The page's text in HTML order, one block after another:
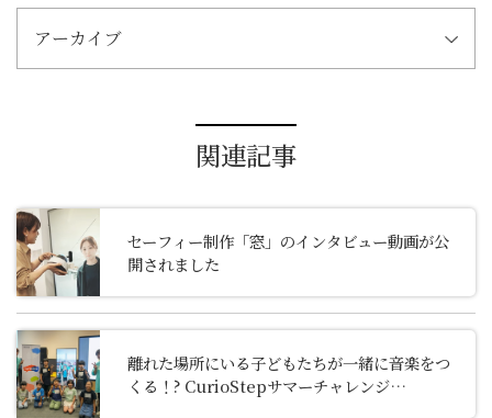
アーカイブ
関連記事
セーフィー制作「窓」のインタビュー動画が公
開されました
離れた場所にいる子どもたちが一緒に音楽をつ
くる！? CurioStepサマーチャレンジ